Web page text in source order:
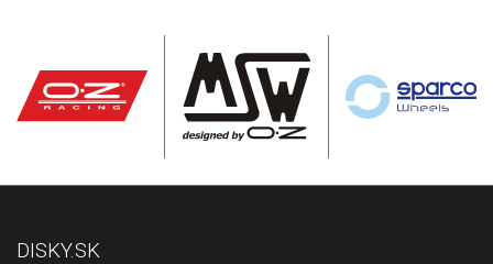
DISKY.SK